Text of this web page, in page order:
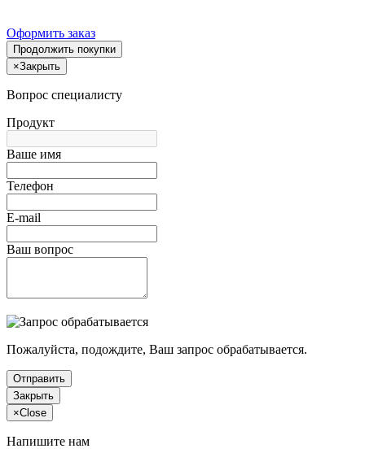
Оформить заказ
Продолжить покупки
×Закрыть
Вопрос специалисту
Продукт
Ваше имя
Телефон
E-mail
Ваш вопрос
Пожалуйста, подождите, Ваш запрос обрабатывается.
Отправить
Закрыть
×Close
Напишите нам